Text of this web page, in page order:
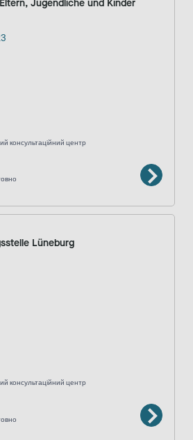
Jugendliche und Kinder
консультаційний центр
Lüneburg
консультаційний центр